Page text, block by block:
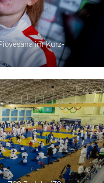
im Kurz-